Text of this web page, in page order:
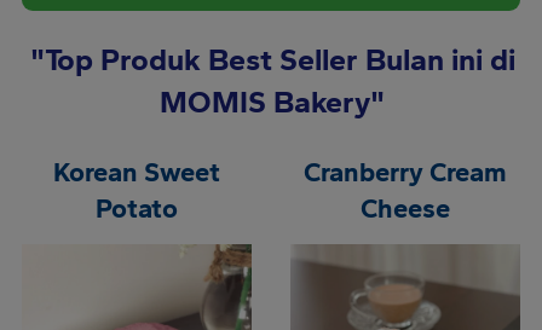
MOMIS Bakery"
Korean Sweet
Potato
Cranberry Cream
Cheese